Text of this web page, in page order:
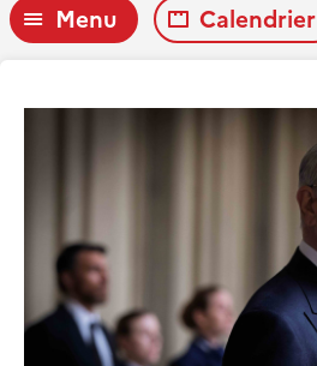
Menu Calendrier